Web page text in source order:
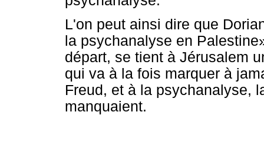
L'on peut ainsi dire que
la psychanalyse en
départ, se tient à Jérusalem
qui va à la fois marquer à
Freud, et à la psychanalyse,
manquaient.